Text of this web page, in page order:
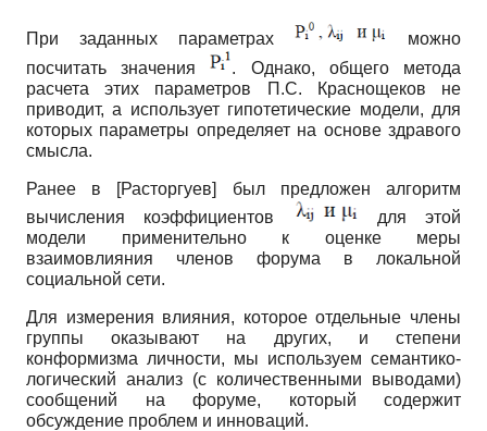
При заданных параметрах
можно
посчитать значения
. Однако, общего метода
расчета этих параметров П.С. Краснощеков не
приводит, а использует гипотетические модели, для
которых параметры определяет на основе здравого
смысла.
Ранее в [Расторгуев]
был предложен алгоритм
вычисления коэффициентов
для этой
модели применительно к оценке меры
взаимовлияния членов форума в локальной
социальной сети.
Для измерения влияния, которое отдельные члены
группы оказывают на других, и степени
конформизма личности, мы используем семантико-
логический анализ (с количественными выводами)
сообщений на форуме, который содержит
обсуждение проблем и инноваций.